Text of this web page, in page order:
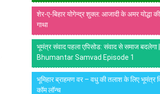
शेर-ए-बिहार योगेन्द्र शुक्ल: आजादी के अमर योद्धा
गाथा
भूमंत्र संवाद पहला एपिसोड: संवाद से समाज बदलेगा |
Bhumantar Samvad Episode 1
भूमिहार ब्राहमण वर – वधु की तलाश के लिए भूमंत्र
कॉम लॉन्च